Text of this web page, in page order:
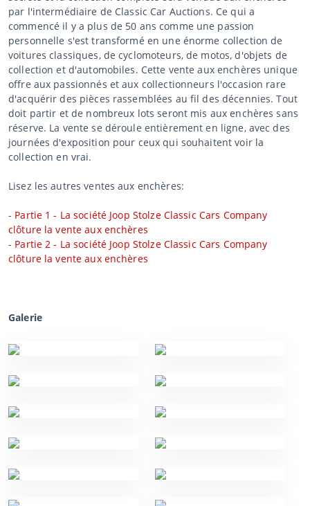
par l'intermédiaire de Classic Car Auctions. Ce qui a
commencé il y a plus de 50 ans comme une passion
personnelle s'est transformé en une énorme collection de
voitures classiques, de cyclomoteurs, de motos, d'objets de
collection et d'automobiles. Cette vente aux enchères unique
offre aux passionnés et aux collectionneurs l'occasion rare
d'acquérir des pièces rassemblées au fil des décennies. Tout
doit partir et de nombreux lots seront mis aux enchères sans
réserve. La vente se déroule entièrement en ligne, avec des
journées d'exposition pour ceux qui souhaitent voir la
collection en vrai.
Lisez les autres ventes aux enchères:
- Partie 1 - La société Joop Stolze Classic Cars Company
clôture la vente aux enchères
- Partie 2 - La société Joop Stolze Classic Cars Company
clôture la vente aux enchères
Galerie